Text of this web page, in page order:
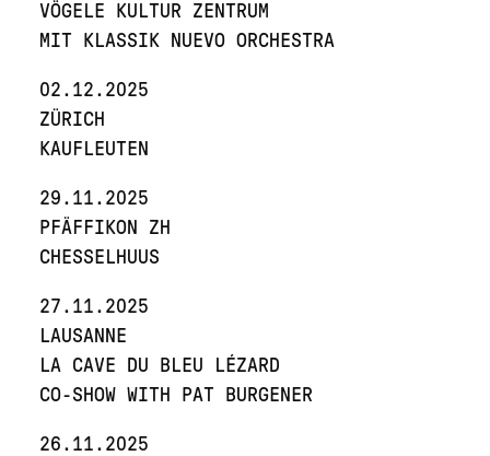
VÖGELE KULTUR ZENTRUM
MIT KLASSIK NUEVO ORCHESTRA
02.12.2025
ZÜRICH
KAUFLEUTEN
29.11.2025
PFÄFFIKON ZH
CHESSELHUUS
27.11.2025
LAUSANNE
LA CAVE DU BLEU LÉZARD
CO-SHOW WITH PAT BURGENER
26.11.2025